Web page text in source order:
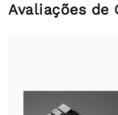
Avaliações de